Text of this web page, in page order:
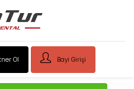
Ol Bayi Girişi